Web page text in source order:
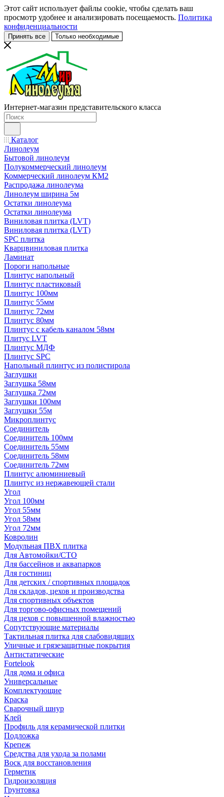
Этот сайт использует файлы cookie, чтобы сделать ваш
просмотр удобнее и анализировать посещаемость. Политика
конфиденциальности
Принять все Только необходимые
Интернет-магазин представительского класса
Каталог
Линолеум
Бытовой линолеум
Полукоммерческий линолеум
Коммерческий линолеум КМ2
Распродажа линолеума
Линолеум ширина 5м
Остатки линолеума
Остатки линолеума
Виниловая плитка (LVT)
Виниловая плитка (LVT)
SPC плитка
Кварцвиниловая плитка
Ламинат
Пороги напольные
Плинтус напольный
Плинтус пластиковый
Плинтус 100мм
Плинтус 55мм
Плинтус 72мм
Плинтус 80мм
Плинтус с кабель каналом 58мм
Плитус LVT
Плинтус МДФ
Плинтус SPC
Напольный плинтус из полистирола
Заглушки
Заглушка 58мм
Заглушка 72мм
Заглушки 100мм
Заглушки 55м
Микроплинтус
Соединитель
Соединитель 100мм
Соединитель 55мм
Соединитель 58мм
Соединитель 72мм
Плинтус алюминиевый
Плинтус из нержавеющей стали
Угол
Угол 100мм
Угол 55мм
Угол 58мм
Угол 72мм
Ковролин
Модульная ПВХ плитка
Для Автомойки/СТО
Для бассейнов и аквапарков
Для гостиниц
Для детских / спортивных площадок
Для складов, цехов и производства
Для спортивных объектов
Для торгово-офисных помещений
Для цехов с повышенной влажностью
Сопутствующие материалы
Тактильная плитка для слабовидящих
Уличные и грязезащитные покрытия
Антистатические
Fortelook
Для дома и офиса
Универсальные
Комплектующие
Краска
Сварочный шнур
Клей
Профиль для керамической плитки
Подложка
Крепеж
Средства для ухода за полами
Воск для восстановления
Герметик
Гидроизоляция
Грунтовка